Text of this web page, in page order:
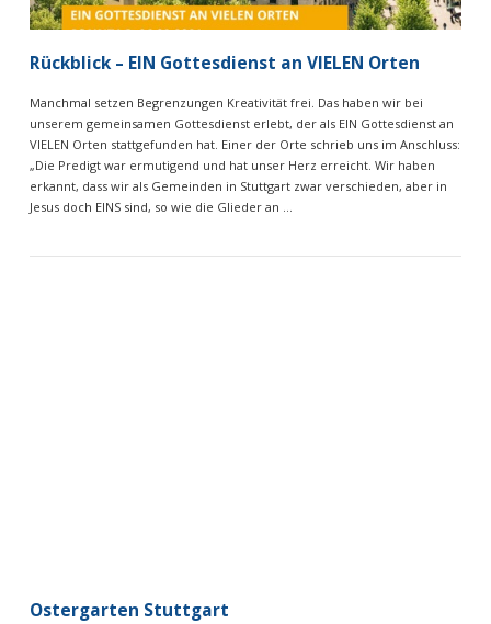
Rückblick – EIN Gottesdienst an VIELEN Orten
Manchmal setzen Begrenzungen Kreativität frei. Das haben wir bei
unserem gemeinsamen Gottesdienst erlebt, der als EIN Gottesdienst an
VIELEN Orten stattgefunden hat. Einer der Orte schrieb uns im Anschluss:
„Die Predigt war ermutigend und hat unser Herz erreicht. Wir haben
erkannt, dass wir als Gemeinden in Stuttgart zwar verschieden, aber in
Jesus doch EINS sind, so wie die Glieder an …
Ostergarten Stuttgart